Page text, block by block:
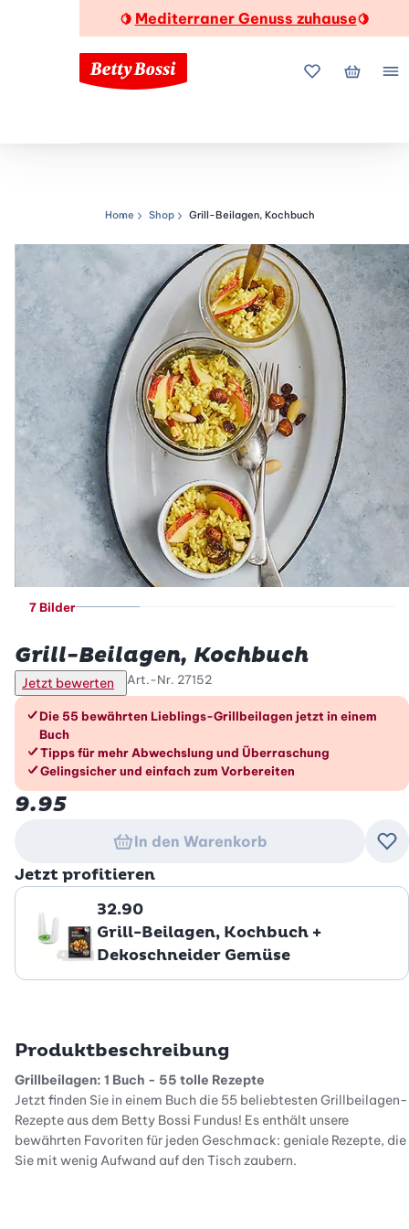
🍋 Mediterraner Genuss zuhause🍋
MeineMein
Navigationspfad
Home Shop Grill-Beilagen, Kochbuch
7 Bilder
Grill-Beilagen, Kochbuch
Jetzt bewerten Art.-Nr. 27152
Die Vorteile im Überblick
Die 55 bewährten Lieblings-Grillbeilagen jetzt in einem
Buch
Tipps für mehr Abwechslung und Überraschung
Gelingsicher und einfach zum Vorbereiten
9.95
In den Warenkorb
Jetzt profitieren
32.90
Grill-Beilagen, Kochbuch +
Dekoschneider Gemüse
Produktbeschreibung
Grillbeilagen: 1 Buch - 55 tolle Rezepte
Jetzt finden Sie in einem Buch die 55 beliebtesten Grillbeilagen-
Rezepte aus dem Betty Bossi Fundus! Es enthält unsere
bewährten Favoriten für jeden Geschmack: geniale Rezepte, die
Sie mit wenig Aufwand auf den Tisch zaubern.